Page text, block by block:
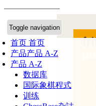
Toggle navigation
首页 首页
产品产品 A-Z
产品 A-Z
数据库
国际象棋程式
训练